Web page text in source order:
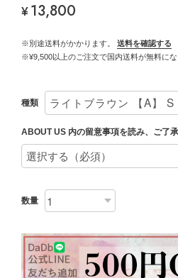
¥13,800
※別途送料がかかります。
送料を確認する
※¥9,500以上のご注文で国内送料が無料にな
種類
ABOUT US 内の留意事項を読み、ご了
数量